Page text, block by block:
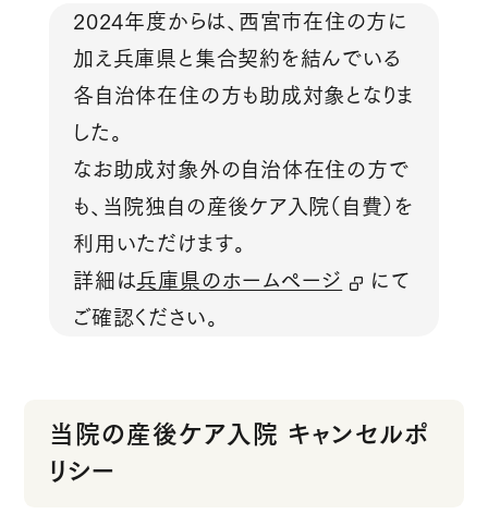
2024年度からは、西宮市在住の方に
加え兵庫県と集合契約を結んでいる
各自治体在住の方も助成対象となりま
した。
なお助成対象外の自治体在住の方で
も、当院独自の産後ケア入院（自費）を
利用いただけます。
詳細は兵庫県のホームページ
にて
ご確認ください。
当院の産後ケア入院 キャンセルポ
リシー